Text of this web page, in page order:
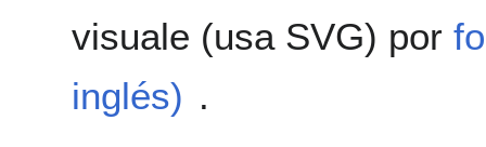
visuale (usa SVG) por
inglés) .